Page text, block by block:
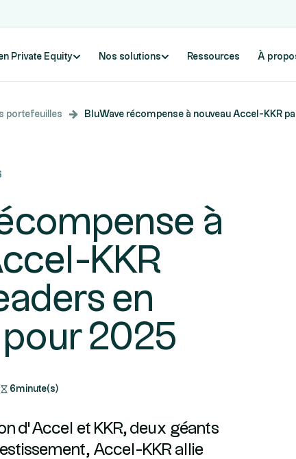
Private Equity Nos solutions Ressources À
portefeuilles BluWave récompense à nouveau Accel-KKR
à
KKR
en
2025
6minute(s)
d’Accel et KKR, deux géants
Accel-KKR allie